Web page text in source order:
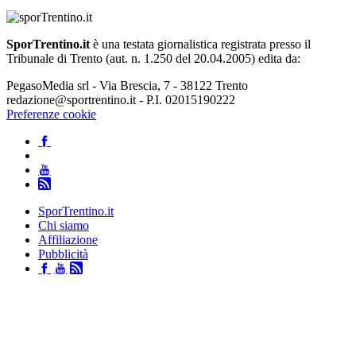
SporTrentino.it è una testata giornalistica registrata presso il
Tribunale di Trento (aut. n. 1.250 del 20.04.2005) edita da:
PegasoMedia srl - Via Brescia, 7 - 38122 Trento
redazione@sportrentino.it - P.I. 02015190222
Preferenze cookie
SporTrentino.it
Chi siamo
Affiliazione
Pubblicità